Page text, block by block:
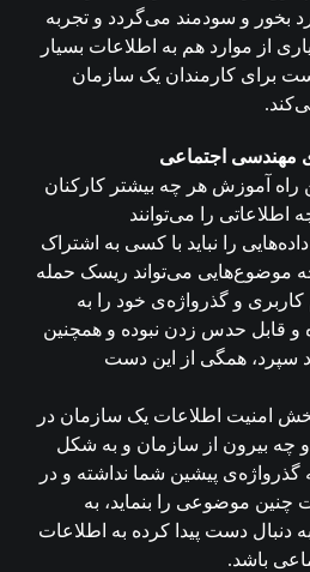
بخور و سودمند می‌گردد و تجربه
از موارد هم به اطلاعات بسیار
برای کارمندان یک سازمان
مهندسی اجتماعی
راه آموزش هر چه بیشتر کارکنان
را می‌توانند
را نباید با کسی به اشتراک
موضوع‌هایی می‌تواند ریسک حمله
کاربری و گذرواژه‌ی خود را به
و قابل حدس زدن نبوده و همچنین
سپرد، همگی از این دست
امنیت اطلاعات یک سازمان در
چه بیرون از سازمان و به شکل
پیشین شما نداشته و در
موضوعی را بنماید، به
به دنبال دست پیدا کرده به اطلاعات
باشد.